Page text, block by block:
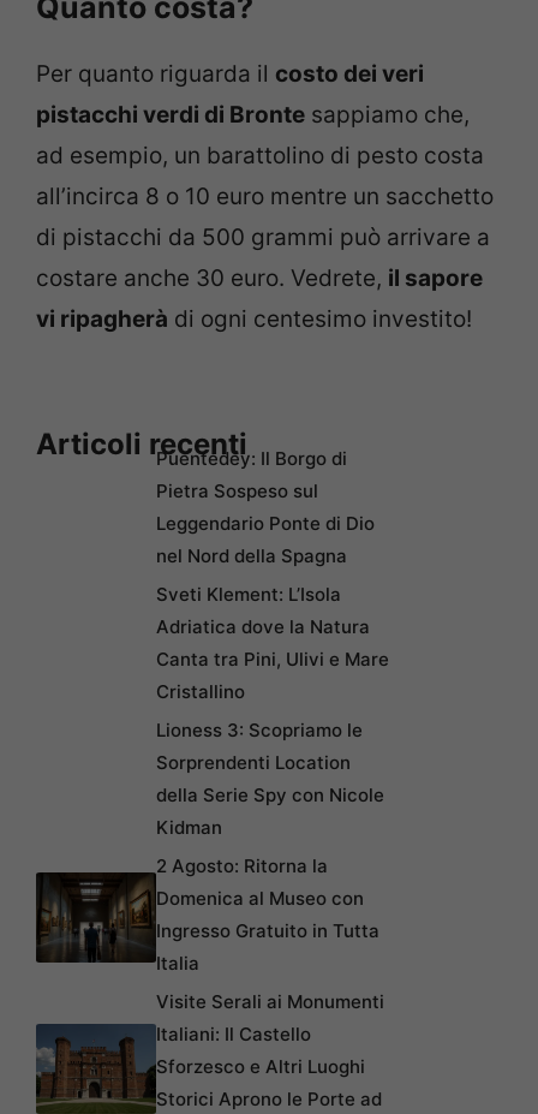
Quanto costa?
Per quanto riguarda il costo dei veri
pistacchi verdi di Bronte sappiamo che,
ad esempio, un barattolino di pesto costa
all’incirca 8 o 10 euro mentre un sacchetto
di pistacchi da 500 grammi può arrivare a
costare anche 30 euro. Vedrete, il sapore
vi ripagherà di ogni centesimo investito!
Articoli recentiPuentedey: Il Borgo di
Pietra Sospeso sul
Leggendario Ponte di Dio
nel Nord della Spagna
Sveti Klement: L’Isola
Adriatica dove la Natura
Canta tra Pini, Ulivi e Mare
Cristallino
Lioness 3: Scopriamo le
Sorprendenti Location
della Serie Spy con Nicole
Kidman
2 Agosto: Ritorna la
Domenica al Museo con
Ingresso Gratuito in Tutta
Italia
Visite Serali ai Monumenti
Italiani: Il Castello
Sforzesco e Altri Luoghi
Storici Aprono le Porte ad